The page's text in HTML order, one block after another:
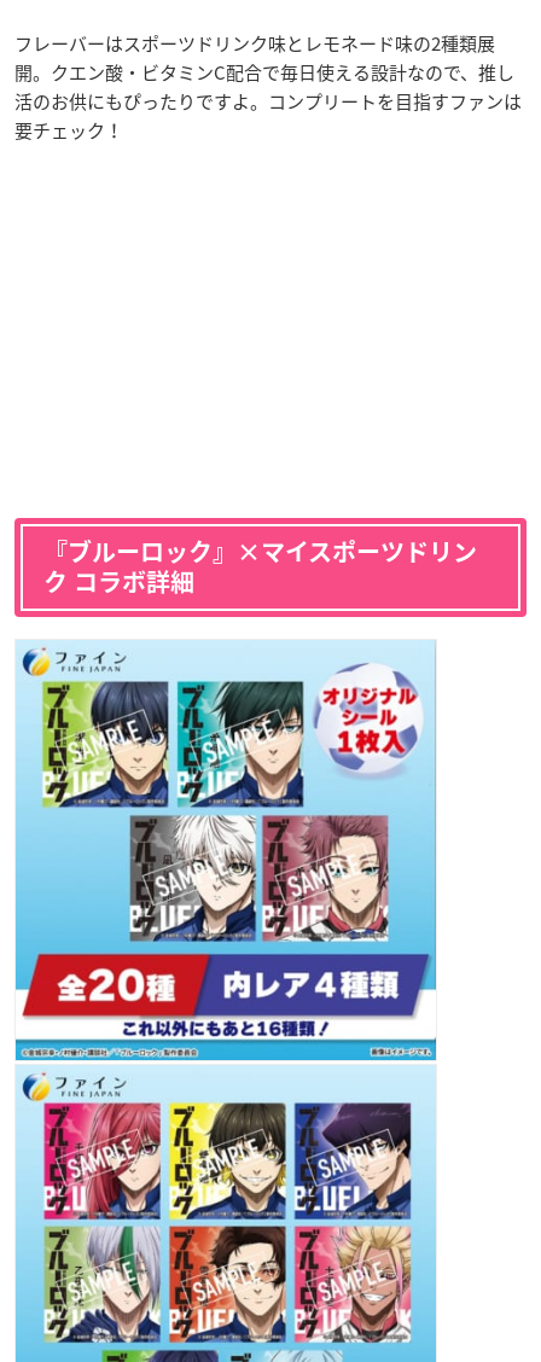
フレーバーはスポーツドリンク味とレモネード味の2種類展
開。クエン酸・ビタミンC配合で毎日使える設計なので、推し
活のお供にもぴったりですよ。コンプリートを目指すファンは
要チェック！
『ブルーロック』×マイスポーツドリン
ク コラボ詳細